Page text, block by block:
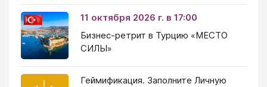
11 октября 2026 г. в 17:00
Бизнес-ретрит в Турцию «МЕСТО
СИЛЫ»
Геймификация. Заполните Личную